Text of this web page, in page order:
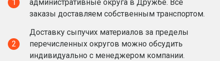
1
административные округа в Дружбе. Все
заказы доставляем собственным транспортом.
2
Доставку сыпучих материалов за пределы
перечисленных округов можно обсудить
индивидуально с менеджером компании.